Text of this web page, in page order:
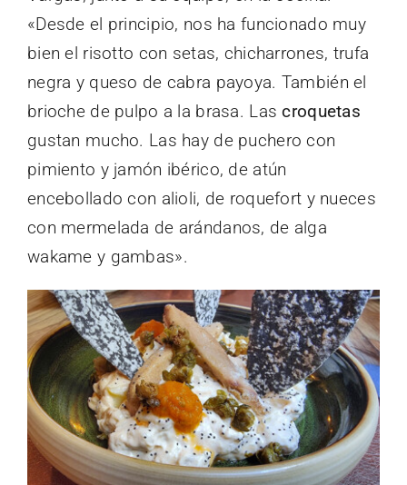
«Desde el principio, nos ha funcionado muy
bien el risotto con setas, chicharrones, trufa
negra y queso de cabra payoya. También el
brioche de pulpo a la brasa. Lascroquetas
gustan mucho. Las hay de puchero con
pimiento y jamón ibérico, de atún
encebollado con alioli, de roquefort y nueces
con mermelada de arándanos, de alga
wakame y gambas».